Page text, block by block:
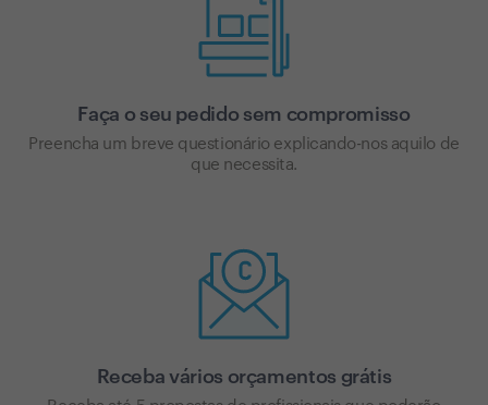
Faça o seu pedido sem compromisso
Preencha um breve questionário explicando-nos aquilo de
que necessita.
Receba vários orçamentos grátis